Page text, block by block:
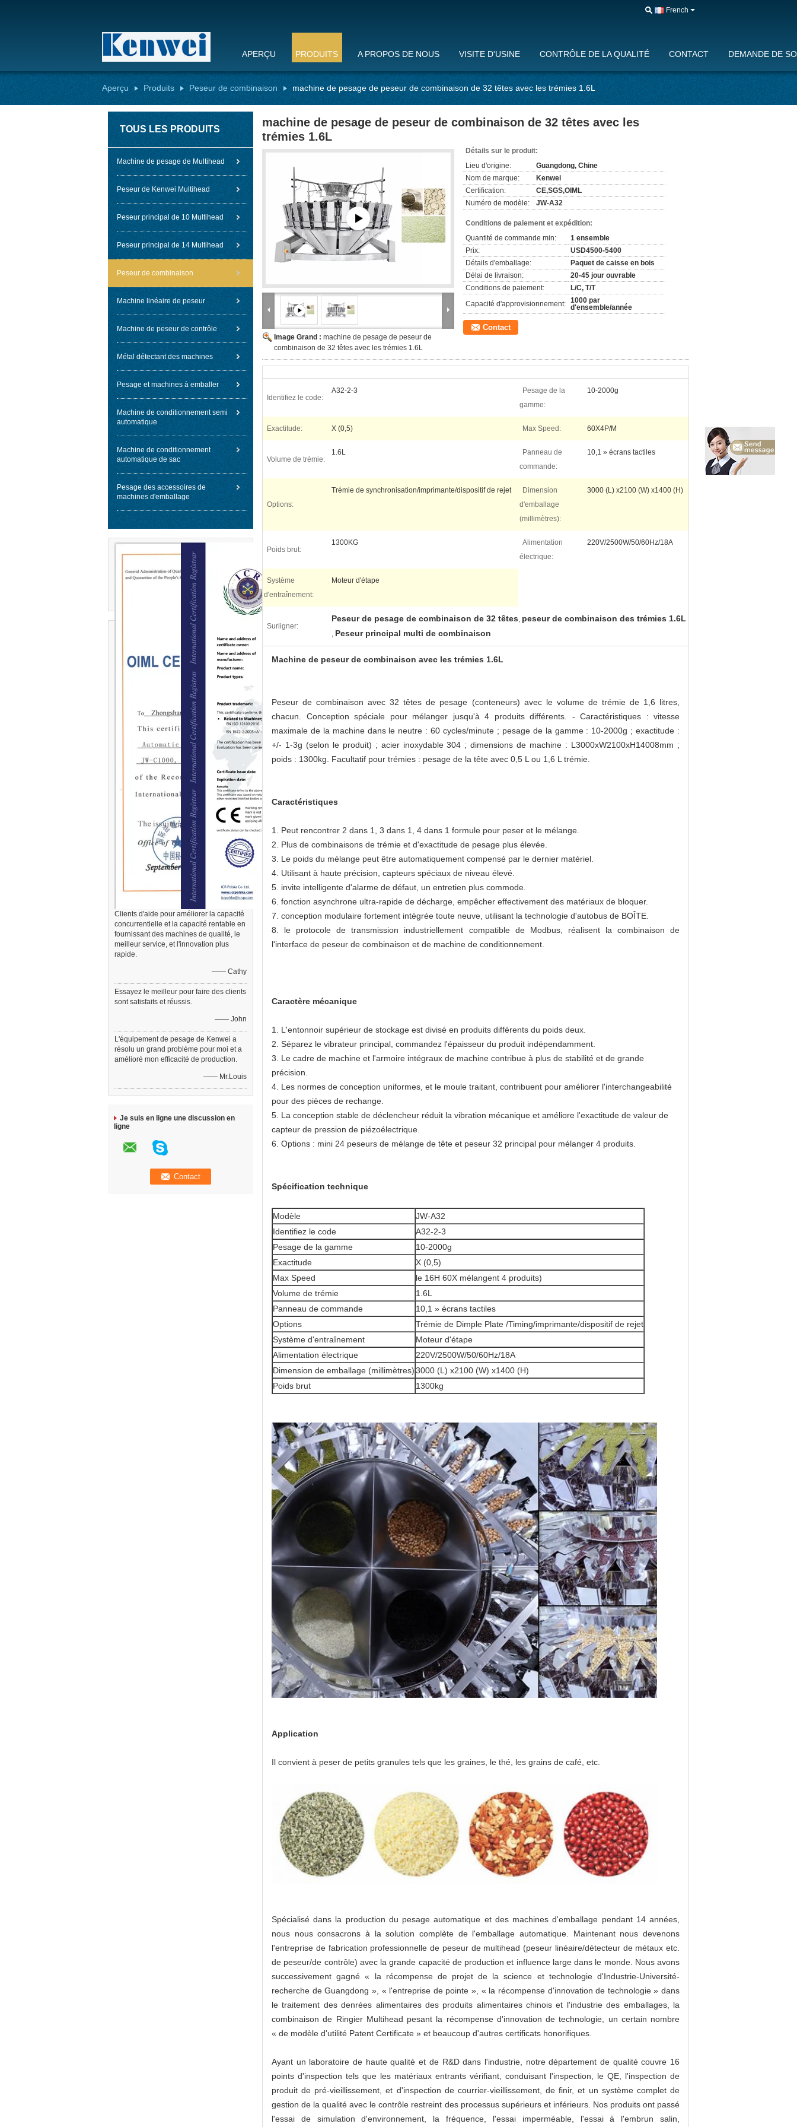
Laisser un message
Nous vous rappellerons bientôt!
SOUMETTRE
French
APERÇU PRODUITS A PROPOS DE NOUS VISITE D'USINE CONTRÔLE DE LA QUALITÉ CONTACT DEMANDE DE
Aperçu Produits Peseur de combinaison machine de pesage de peseur de combinaison de 32 têtes avec les trémies 1.6L
TOUS LES PRODUITS
Machine de pesage de Multihead
Peseur de Kenwei Multihead
Peseur principal de 10 Multihead
Peseur principal de 14 Multihead
Peseur de combinaison
Machine linéaire de peseur
Machine de peseur de contrôle
Métal détectant des machines
Pesage et machines à emballer
Machine de conditionnement semi
automatique
Machine de conditionnement
automatique de sac
Pesage des accessoires de
machines d'emballage
Clients d'aide pour améliorer la capacité
concurrentielle et la capacité rentable en
fournissant des machines de qualité, le
meilleur service, et l'innovation plus
rapide.
—— Cathy
Essayez le meilleur pour faire des clients
sont satisfaits et réussis.
—— John
L'équipement de pesage de Kenwei a
résolu un grand problème pour moi et a
amélioré mon efficacité de production.
—— Mr.Louis
Je suis en ligne une discussion en
ligne
machine de pesage de peseur de combinaison de 32 têtes avec les
trémies 1.6L
Image Grand : machine de pesage de peseur de
combinaison de 32 têtes avec les trémies 1.6L
Détails sur le produit:
Lieu d'origine:
Guangdong, Chine
Nom de marque:
Kenwei
Certification:
CE,SGS,OIML
Numéro de modèle:
JW-A32
Conditions de paiement et expédition:
Quantité de commande min:
1 ensemble
Prix:
USD4500-5400
Détails d'emballage:
Paquet de caisse en bois
Délai de livraison:
20-45 jour ouvrable
Conditions de paiement:
L/C, T/T
Capacité d'approvisionnement: 1000 par
d'ensemble/année
Contact
Identifiez le code:
A32-2-3
Pesage de la
gamme:
10-2000g
Exactitude: X (0,5) Max Speed: 60X4P/M
Volume de trémie:
1.6L
Panneau de
commande:
10,1 » écrans tactiles
Options:
Trémie de synchronisation/imprimante/dispositif de rejet
Dimension
d'emballage
(millimètres):
3000 (L) x2100 (W) x1400 (H)
Poids brut:
1300KG
Alimentation
électrique:
220V/2500W/50/60Hz/18A
Système
d'entraînement:
Moteur d'étape
Surligner:
Peseur de pesage de combinaison de 32 têtes, peseur de combinaison des trémies 1.6L
, Peseur principal multi de combinaison
Machine de peseur de combinaison avec les trémies 1.6L
Peseur de combinaison avec 32 têtes de pesage (conteneurs) avec le volume de trémie de 1,6 litres,
chacun. Conception spéciale pour mélanger jusqu'à 4 produits différents. - Caractéristiques : vitesse
maximale de la machine dans le neutre : 60 cycles/minute ; pesage de la gamme : 10-2000g ; exactitude :
+/- 1-3g (selon le produit) ; acier inoxydable 304 ; dimensions de machine : L3000xW2100xH14008mm ;
poids : 1300kg. Facultatif pour trémies : pesage de la tête avec 0,5 L ou 1,6 L trémie.
Caractéristiques
1. Peut rencontrer 2 dans 1, 3 dans 1, 4 dans 1 formule pour peser et le mélange.
2. Plus de combinaisons de trémie et d'exactitude de pesage plus élevée.
3. Le poids du mélange peut être automatiquement compensé par le dernier matériel.
4. Utilisant à haute précision, capteurs spéciaux de niveau élevé.
5. invite intelligente d'alarme de défaut, un entretien plus commode.
6. fonction asynchrone ultra-rapide de décharge, empêcher effectivement des matériaux de bloquer.
7. conception modulaire fortement intégrée toute neuve, utilisant la technologie d'autobus de BOÎTE.
8. le protocole de transmission industriellement compatible de Modbus, réalisent la combinaison de
l'interface de peseur de combinaison et de machine de conditionnement.
Caractère mécanique
1. L'entonnoir supérieur de stockage est divisé en produits différents du poids deux.
2. Séparez le vibrateur principal, commandez l'épaisseur du produit indépendamment.
3. Le cadre de machine et l'armoire intégraux de machine contribue à plus de stabilité et de grande
précision.
4. Les normes de conception uniformes, et le moule traitant, contribuent pour améliorer l'interchangeabilité
pour des pièces de rechange.
5. La conception stable de déclencheur réduit la vibration mécanique et améliore l'exactitude de valeur de
capteur de pression de piézoélectrique.
6. Options : mini 24 peseurs de mélange de tête et peseur 32 principal pour mélanger 4 produits.
Spécification technique
Modèle
JW-A32
Identifiez le code
A32-2-3
Pesage de la gamme
10-2000g
Exactitude
X (0,5)
Max Speed
le 16H 60X mélangent 4 produits)
Volume de trémie
1.6L
Panneau de commande
10,1 » écrans tactiles
Options
Trémie de Dimple Plate /Timing/imprimante/dispositif de rejet
Système d'entraînement
Moteur d'étape
Alimentation électrique
220V/2500W/50/60Hz/18A
Dimension de emballage (millimètres)3000 (L) x2100 (W) x1400 (H)
Poids brut
1300kg
Application
Il convient à peser de petits granules tels que les graines, le thé, les grains de café, etc.
Spécialisé dans la production du pesage automatique et des machines d'emballage pendant 14 années,
nous nous consacrons à la solution complète de l'emballage automatique. Maintenant nous devenons
l'entreprise de fabrication professionnelle de peseur de multihead (peseur linéaire/détecteur de métaux etc.
de peseur/de contrôle) avec la grande capacité de production et influence large dans le monde. Nous avons
successivement gagné « la récompense de projet de la science et technologie d'Industrie-Université-
recherche de Guangdong », « l'entreprise de pointe », « la récompense d'innovation de technologie » dans
le traitement des denrées alimentaires des produits alimentaires chinois et l'industrie des emballages, la
combinaison de Ringier Multihead pesant la récompense d'innovation de technologie, un certain nombre
« de modèle d'utilité Patent Certificate » et beaucoup d'autres certificats honorifiques.
Ayant un laboratoire de haute qualité et de R&D dans l'industrie, notre département de qualité couvre 16
points d'inspection tels que les matériaux entrants vérifiant, conduisant l'inspection, le QE, l'inspection de
produit de pré-vieillissement, et d'inspection de courrier-vieillissement, de finir, et un système complet de
gestion de la qualité avec le contrôle restreint des processus supérieurs et inférieurs. Nos produits ont passé
l'essai de simulation d'environnement, la fréquence, l'essai imperméable, l'essai à l'embrun salin,